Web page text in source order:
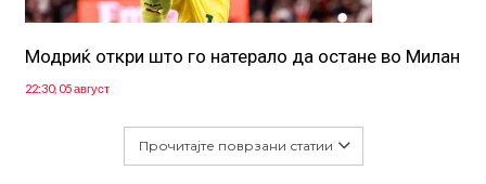
Модриќ откри што го натерало да остане во Милан
22:30, 05 август
Прочитајте поврзани статии